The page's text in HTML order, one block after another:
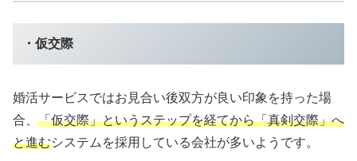
・仮交際
婚活サービスではお見合い後双方が良い印象を持った場
合、 「仮交際」というステップを経てから「真剣交際」へ
と進むシステムを採用している会社が多いようです。